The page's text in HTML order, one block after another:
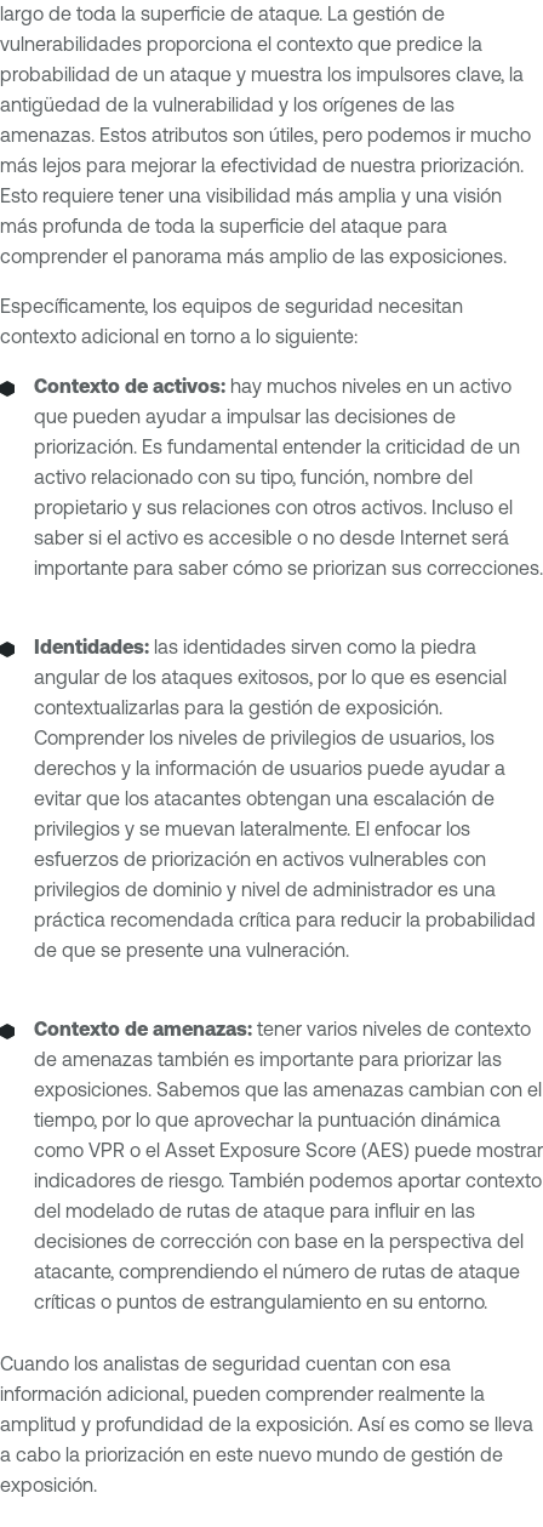
largo de toda la superficie de ataque. La gestión de
vulnerabilidades proporciona el contexto que predice la
probabilidad de un ataque y muestra los impulsores clave, la
antigüedad de la vulnerabilidad y los orígenes de las
amenazas. Estos atributos son útiles, pero podemos ir mucho
más lejos para mejorar la efectividad de nuestra priorización.
Esto requiere tener una visibilidad más amplia y una visión
más profunda de toda la superficie del ataque para
comprender el panorama más amplio de las exposiciones.
Específicamente, los equipos de seguridad necesitan
contexto adicional en torno a lo siguiente:
Contexto de activos: hay muchos niveles en un activo
que pueden ayudar a impulsar las decisiones de
priorización. Es fundamental entender la criticidad de un
activo relacionado con su tipo, función, nombre del
propietario y sus relaciones con otros activos. Incluso el
saber si el activo es accesible o no desde Internet será
importante para saber cómo se priorizan sus correcciones.
Identidades: las identidades sirven como la piedra
angular de los ataques exitosos, por lo que es esencial
contextualizarlas para la gestión de exposición.
Comprender los niveles de privilegios de usuarios, los
derechos y la información de usuarios puede ayudar a
evitar que los atacantes obtengan una escalación de
privilegios y se muevan lateralmente. El enfocar los
esfuerzos de priorización en activos vulnerables con
privilegios de dominio y nivel de administrador es una
práctica recomendada crítica para reducir la probabilidad
de que se presente una vulneración.
Contexto de amenazas: tener varios niveles de contexto
de amenazas también es importante para priorizar las
exposiciones. Sabemos que las amenazas cambian con el
tiempo, por lo que aprovechar la puntuación dinámica
como VPR o el Asset Exposure Score (AES) puede mostrar
indicadores de riesgo. También podemos aportar contexto
del modelado de rutas de ataque para influir en las
decisiones de corrección con base en la perspectiva del
atacante, comprendiendo el número de rutas de ataque
críticas o puntos de estrangulamiento en su entorno.
Cuando los analistas de seguridad cuentan con esa
información adicional, pueden comprender realmente la
amplitud y profundidad de la exposición. Así es como se lleva
a cabo la priorización en este nuevo mundo de gestión de
exposición.